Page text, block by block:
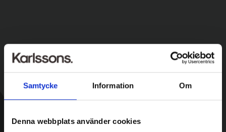
Samtycke Information Om
Denna webbplats använder cookies